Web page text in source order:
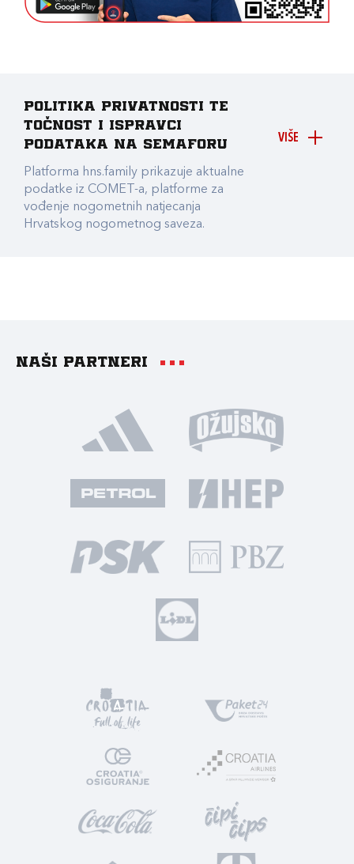
VIŠE
Politika privatnosti te
točnost i ispravci
podataka na Semaforu
Platforma hns.family prikazuje aktualne
podatke iz COMET-a, platforme za
vođenje nogometnih natjecanja
Hrvatskog nogometnog saveza.
Naši partneri